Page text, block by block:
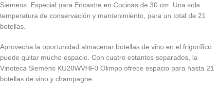
Siemens. Especial para Encastre en Cocinas de 30 cm. Una sola
temperatura de conservación y mantenimiento, para un total de 21
botellas.
Aprovecha la oportunidad almacenar botellas de vino en el frigorífico
puede quitar mucho espacio. Con cuatro estantes separados, la
Vinoteca Siemens KU20WVHF0 Olimpo ofrece espacio para hasta 21
botellas de vino y champagne.